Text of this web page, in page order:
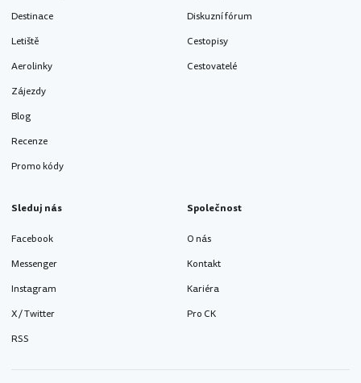
Destinace
Letiště
Aerolinky
Zájezdy
Blog
Recenze
Promo kódy
Diskuzní fórum
Cestopisy
Cestovatelé
Sleduj nás
Facebook
Messenger
Instagram
X / Twitter
RSS
Společnost
O nás
Kontakt
Kariéra
Pro CK